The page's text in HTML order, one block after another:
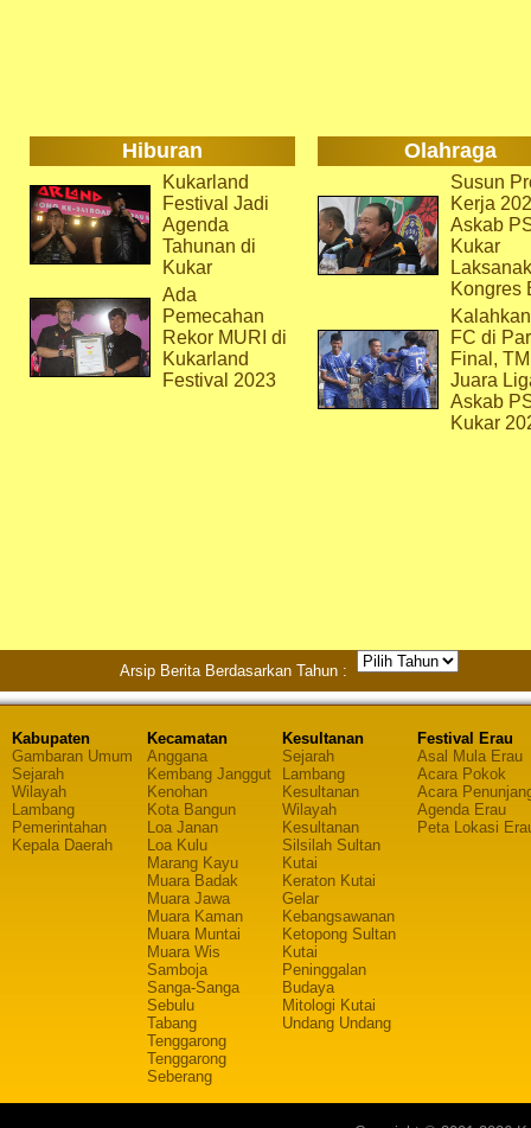
Hiburan Olahraga
Kukarland
Festival Jadi
Agenda
Tahunan di
Kukar
Ada
Pemecahan
Rekor MURI di
Kukarland
Festival 2023
Susun
Kerja
Askab
Kukar
Kongres
FC di
Final,
Juara
Askab
Kukar
Arsip Berita Berdasarkan Tahun :
Kabupaten
Gambaran Umum
Sejarah
Wilayah
Lambang
Pemerintahan
Kepala Daerah
Kecamatan
Anggana
Kembang Janggut
Kenohan
Kota Bangun
Loa Janan
Loa Kulu
Marang Kayu
Muara Badak
Muara Jawa
Muara Kaman
Muara Muntai
Muara Wis
Samboja
Sanga-Sanga
Sebulu
Tabang
Tenggarong
Tenggarong
Seberang
Kesultanan
Sejarah
Lambang
Kesultanan
Wilayah
Kesultanan
Silsilah Sultan
Kutai
Keraton Kutai
Gelar
Kebangsawanan
Ketopong Sultan
Kutai
Peninggalan
Budaya
Mitologi Kutai
Undang Undang
Festival Erau
Asal Mula Erau
Acara Pokok
Acara
Agenda Erau
Peta Lokasi